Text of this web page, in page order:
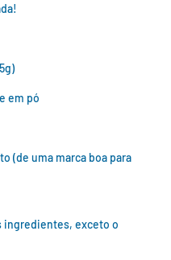
em pó
(de uma marca boa para
ingredientes, exceto o